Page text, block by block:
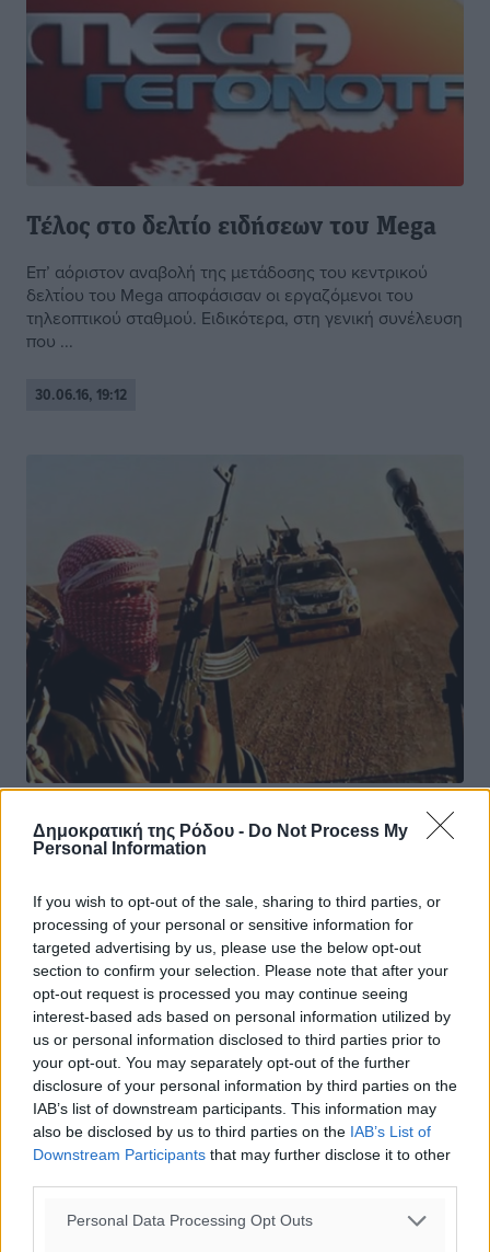
Δημοκρατική της Ρόδου - Do Not Process My
Personal Information
If you wish to opt-out of the sale, sharing to third parties, or
processing of your personal or sensitive information for
targeted advertising by us, please use the below opt-out
section to confirm your selection. Please note that after your
opt-out request is processed you may continue seeing
interest-based ads based on personal information utilized by
us or personal information disclosed to third parties prior to
your opt-out. You may separately opt-out of the further
disclosure of your personal information by third parties on the
IAB’s list of downstream participants. This information may
also be disclosed by us to third parties on the IAB’s List of
Downstream Participants that may further disclose it to other
Personal Data Processing Opt Outs
Τέλος στο δελτίο ειδήσεων του Mega
Επ’ αόριστον αναβολή της μετάδοσης του κεντρικού
δελτίου του Mega αποφάσισαν οι εργαζόμενοι του
τηλεοπτικού σταθμού. Ειδικότερα, στη γενική συνέλευση
που ...
30.06.16, 19:12
Κώδωνας κινδύνου CIA για επίθεση
του ISIS στις ΗΠΑ
Ο επικεφαλής της CIA, Τζων Μπρέναν, μιλώντας στο
Council on Foreign Relations (think tank), δήλωσε ότι θα
τον εξέπληττε εάν το Ισλαμικό Κράτος δεν σχεδιάζει
επιθέσεις εντός ...
30.06.16, 19:10